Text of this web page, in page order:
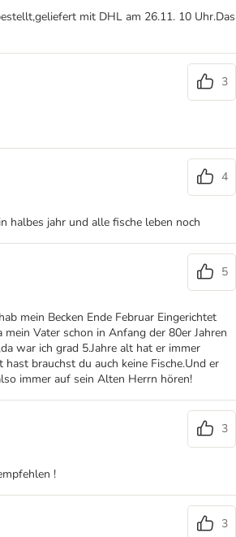
mit DHL am 26.11. 10 Uhr.Das
3
4
halbes jahr und alle fische leben noch
5
mein Becken Ende Februar Eingerichtet
mein Vater schon in Anfang der 80er Jahren
war ich grad 5.Jahre alt hat er immer
brauchst du auch keine Fische.Und er
immer auf sein Alten Herrn hören!
3
!
3